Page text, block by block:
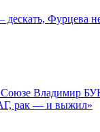
Фурцева
Союзе Владимир
рак — и выжил»